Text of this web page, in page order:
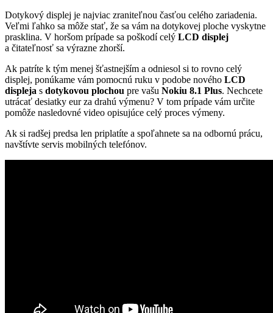
Dotykový displej je najviac zraniteľnou časťou celého zariadenia.
Veľmi ľahko sa môže stať, že sa vám na dotykovej ploche vyskytne
prasklina. V horšom prípade sa poškodí celý LCD displej
a čitateľnosť sa výrazne zhorší.
Ak patríte k tým menej šťastnejším a odniesol si to rovno celý
displej, ponúkame vám pomocnú ruku v podobe nového LCD
displeja s dotykovou plochou pre vašu Nokiu 8.1 Plus. Nechcete
utrácať desiatky eur za drahú výmenu? V tom prípade vám určite
pomôže nasledovné video opisujúce celý proces výmeny.
Ak si radšej predsa len priplatíte a spoľahnete sa na odbornú prácu,
navštívte servis mobilných telefónov.